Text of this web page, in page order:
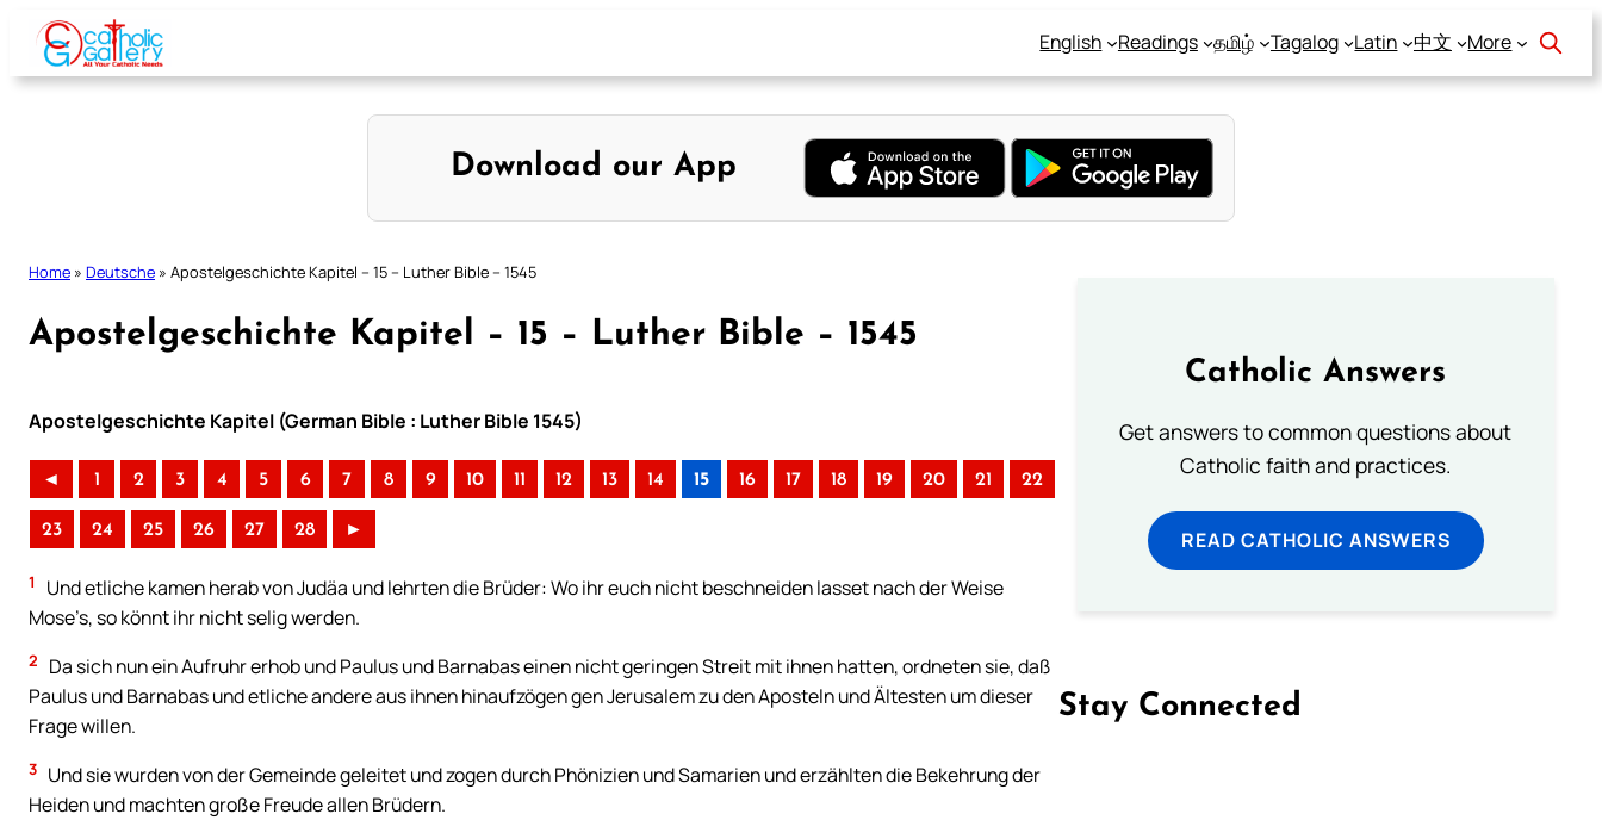
Skip
content
English Readings தமிழ் Tagalog Latin 中文 More
Download our App
Home » Deutsche » Apostelgeschichte Kapitel – 15 – Luther Bible – 1545
Apostelgeschichte Kapitel – 15 – Luther Bible – 1545
Apostelgeschichte Kapitel (German Bible : Luther Bible 1545)
◄ 1 2 3 4 5 6 7 8 9 10 11 12 13 14 15 16 17 18 19 20 21 22
23 24 25 26 27 28 ►
1
Und etliche kamen herab von Judäa und lehrten die Brüder: Wo ihr euch nicht beschneiden lasset nach der Weise
Mose’s, so könnt ihr nicht selig werden.
2
Da sich nun ein Aufruhr erhob und Paulus und Barnabas einen nicht geringen Streit mit ihnen hatten, ordneten sie, daß
Paulus und Barnabas und etliche andere aus ihnen hinaufzögen gen Jerusalem zu den Aposteln und Ältesten um dieser
Frage willen.
3 Und sie wurden von der Gemeinde geleitet und zogen durch Phönizien und Samarien und erzählten die Bekehrung der
Heiden und machten große Freude allen Brüdern.
Catholic Answers
Get answers to common questions about
Catholic faith and practices.
READ CATHOLIC ANSWERS
Stay Connected